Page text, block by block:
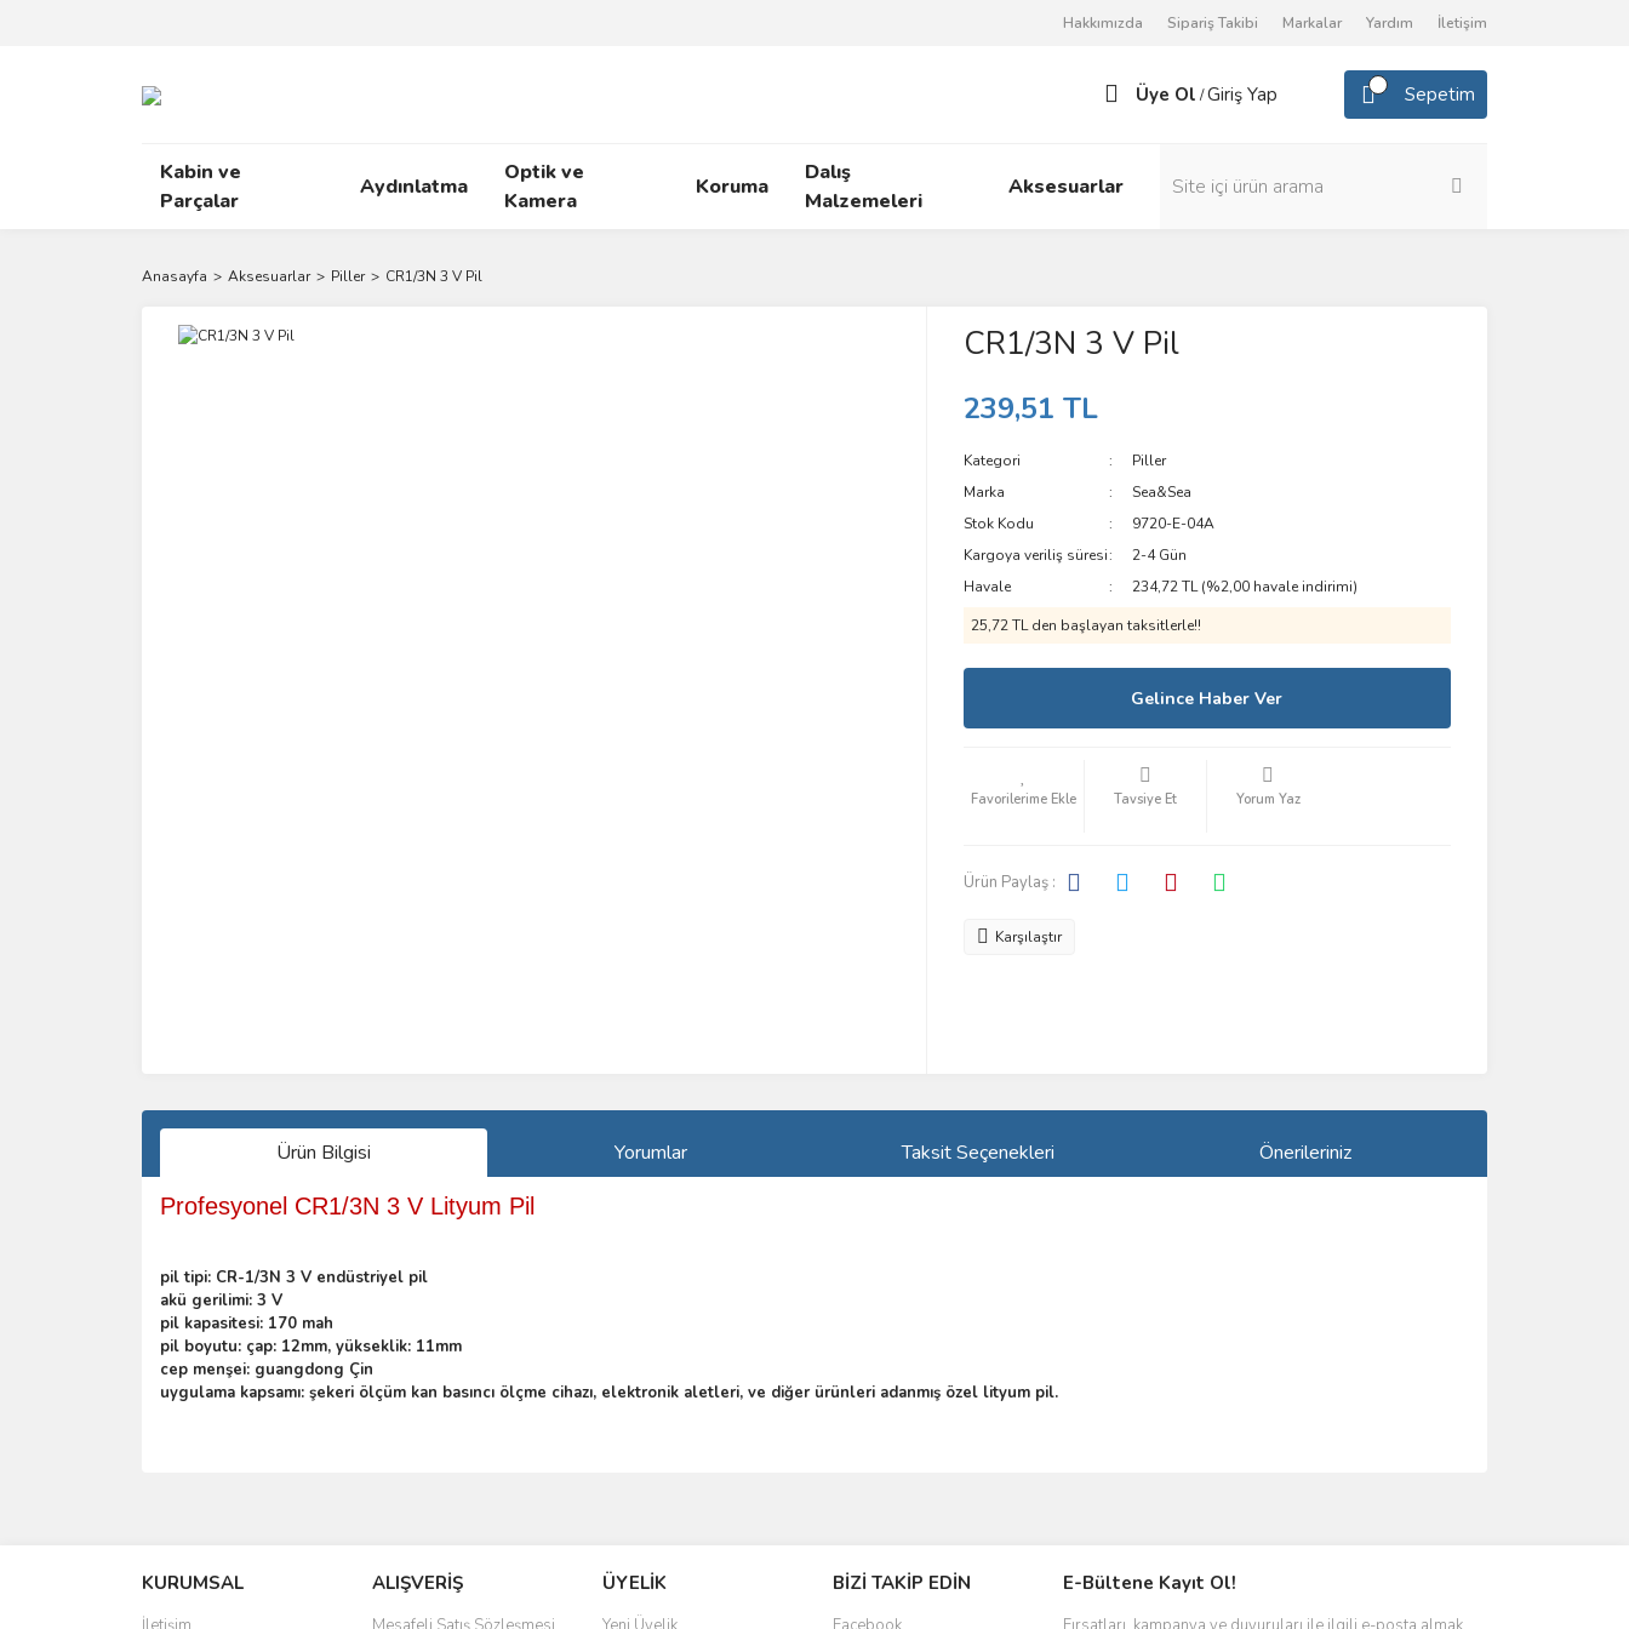
Hakkımızda Sipariş Takibi Markalar Yardım İletişim
Üye Ol /Giriş Yap Sepetim
Kabin ve
Parçalar
Aydınlatma
Optik ve
Kamera
Koruma
Dalış
Malzemeleri
Aksesuarlar
Anasayfa Aksesuarlar Piller CR1/3N 3 V Pil
CR1/3N 3 V Pil
239,51 TL
Kategori
Piller
Marka
Sea&Sea
Stok Kodu
9720-E-04A
Kargoya veriliş süresi
2-4 Gün
Havale
234,72 TL (%2,00 havale indirimi)
25,72 TL den başlayan taksitlerle!!
Gelince Haber Ver
Tavsiye Et Yorum Yaz
Ürün Paylaş :
Karşılaştır
Ürün Bilgisi Yorumlar Taksit Seçenekleri
Önerileriniz
Profesyonel CR1/3N 3 V Lityum Pil
pil tipi: CR-1/3N 3 V endüstriyel pil
akü gerilimi: 3 V
pil kapasitesi: 170 mah
pil boyutu: çap: 12mm, yükseklik: 11mm
cep menşei: guangdong Çin
uygulama kapsamı: şekeri ölçüm kan basıncı ölçme cihazı, elektronik aletleri, ve diğer ürünleri adanmış özel lityum pil.
Ürün resmi kalitesiz, bozuk veya görüntülenemiyor.
Ürün açıklamasında eksik bilgiler bulunuyor.
KURUMSAL ALIŞVERİŞ ÜYELİK BİZİ TAKİP EDİN E-Bültene Kayıt Ol!